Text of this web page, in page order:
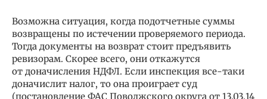
Возможна ситуация, когда подотчетные суммы
возвращены по истечении проверяемого периода.
Тогда документы на возврат стоит предъявить
ревизорам. Скорее всего, они откажутся
от доначисления НДФЛ. Если инспекция все-таки
доначислит налог, то она проиграет суд
(постановление ФАС Поволжского округа от 13.03.14